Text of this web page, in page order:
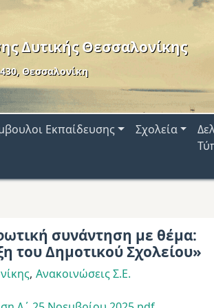
Δυτικής Θεσσαλονίκης
Θεσσαλονίκη
Εκπαίδευσης Σχολεία
συνάντηση με θέμα:
του Δημοτικού Σχολείου»
Ανακοινώσεις Σ.Ε.